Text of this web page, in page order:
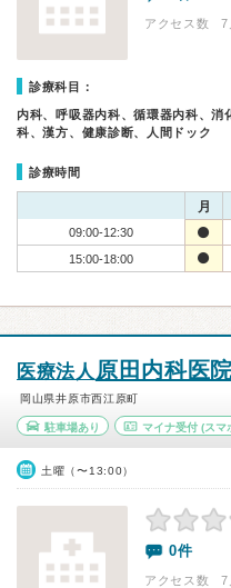
アクセス数 7
診療科目：
内科、呼吸器内科、循環器内科、消
科、漢方、健康診断、人間ドック
診療時間
月
09:00-12:30
15:00-18:00
医療法人 原田内科医
岡山県井原市西江原町
駐車場あり マイナ受付(スマ
土曜（〜13:00）
0件
アクセス数 7